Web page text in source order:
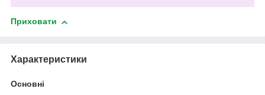
Приховати
Характеристики
Основні